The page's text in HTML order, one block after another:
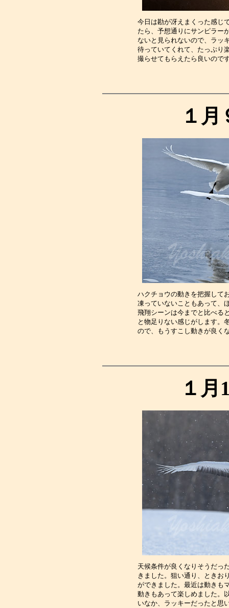
今日は勘が冴えまくった感じ
たら、予想通りにサンピラー
ないと見られないので、ラッ
待っていてくれて、たっぷり
撮らせてもらえたら良い
１
ハクチョウの動きを把握して
凍っていないこともあって、
飛翔シーンは今までと比べる
と物足りない感じがします。
ので、もうすこし動き
１月
天候条件が良くなりそうだっ
きました。狙い通り、ときお
ができました。最近は動きも
動きもあって楽しめました。
いなか、ラッ